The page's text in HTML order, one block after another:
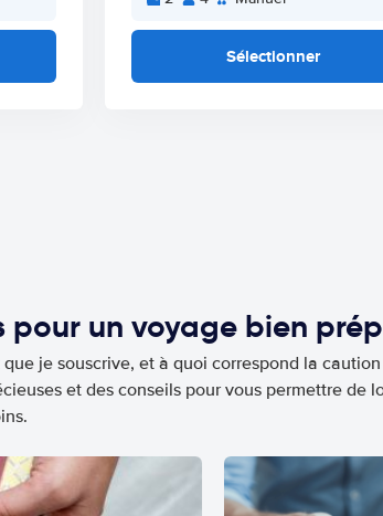
Sélectionner
pour un voyage bien
je souscrive, et à quoi correspond la
et des conseils pour vous permettre de